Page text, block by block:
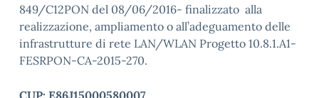
849/C12PON del 08/06/2016- finalizzato alla
realizzazione, ampliamento o all’adeguamento delle
infrastrutture di rete LAN/WLAN Progetto 10.8.1.A1-
FESRPON-CA-2015-270.
CUP: E86J15000580007